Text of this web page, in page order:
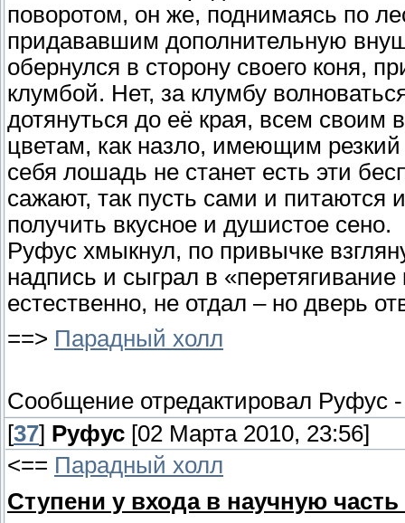
поворотом, он же, поднимаясь по
придававшим дополнительную
обернулся в сторону своего коня,
клумбой. Нет, за клумбу
дотянуться до её края, всем своим
цветам, как назло, имеющим
себя лошадь не станет есть эти
сажают, так пусть сами и питаются
получить вкусное и душистое сено.
Руфус хмыкнул, по привычке
надпись и сыграл в
естественно, не отдал – но дверь
==> Парадный холл
Сообщение отредактировал Руфус
[37] Руфус [02 Марта 2010, 23:56]
<== Парадный холл
Ступени у входа в научную